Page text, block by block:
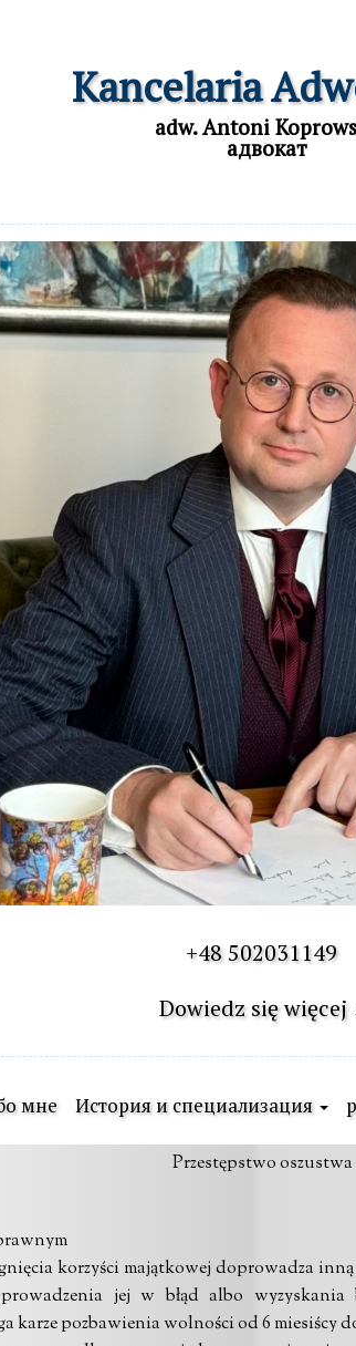
Kancelaria
adw. Antoni
адвокат
+48 502031149
Dowiedz się więcej
мне История и специализация
Przestępstwo oszustwa
korzyści majątkowej doprowadza
jej w błąd albo
karze pozbawienia wolności od 6 miesiścy